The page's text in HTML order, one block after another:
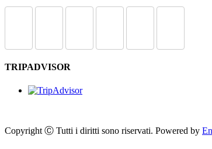
TRIPADVISOR
Copyright Ⓒ Tutti i diritti sono riservati. Powered by